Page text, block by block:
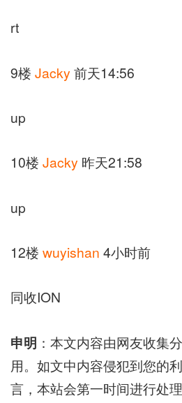
rt
9楼 Jacky 前天14:56
up
10楼 Jacky 昨天21:58
up
12楼 wuyishan 4小时前
同收ION
申明 ：本文内容由网友收集
用。如文中内容侵犯到您的
言，本站会第一时间进行处理